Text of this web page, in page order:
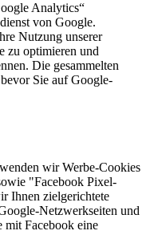
Analytics“
von Google.
Nutzung unserer
zu optimieren und
Die gesammelten
Sie auf Google-
wir Werbe-Cookies
"Facebook Pixel-
Ihnen zielgerichtete
Netzwerkseiten und
mit Facebook eine